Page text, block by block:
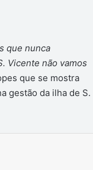
que nunca
Vicente não vamos
que se mostra
gestão da ilha de S.